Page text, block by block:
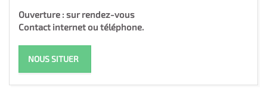
Ouverture : sur rendez-vous
Contact internet ou téléphone.
NOUS SITUER